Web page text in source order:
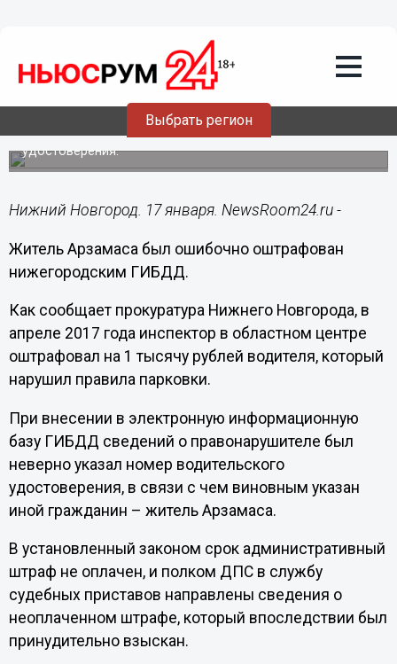
Выбрать регион
17.01.201810:22
ГИБДД по ошибке оштрафовало
невиновного автовладельца
Был неверно указан номер водительского
удостоверения.
Нижний Новгород. 17 января. NewsRoom24.ru -
Житель Арзамаса был ошибочно оштрафован
нижегородским ГИБДД.
Как сообщает прокуратура Нижнего Новгорода, в
апреле 2017 года инспектор в областном центре
оштрафовал на 1 тысячу рублей водителя, который
нарушил правила парковки.
При внесении в электронную информационную
базу ГИБДД сведений о правонарушителе был
неверно указал номер водительского
удостоверения, в связи с чем виновным указан
иной гражданин – житель Арзамаса.
В установленный законом срок административный
штраф не оплачен, и полком ДПС в службу
судебных приставов направлены сведения о
неоплаченном штрафе, который впоследствии был
принудительно взыскан.